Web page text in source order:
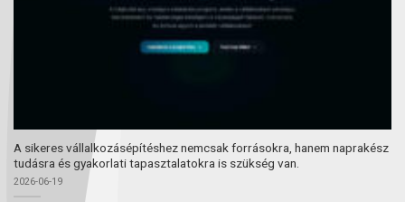
A sikeres vállalkozásépítéshez nemcsak forrásokra, hanem naprakész
tudásra és gyakorlati tapasztalatokra is szükség van.
2026-06-19